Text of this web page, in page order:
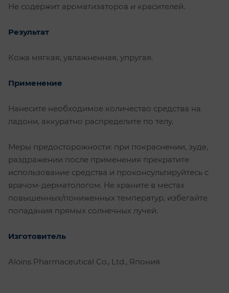
Не содержит ароматизаторов и красителей.
Результат
Кожа мягкая, увлажненная, упругая.
Применение
Нанесите необходимое количество средства на
ладони, аккуратно распределите по телу.
Меры предосторожности: при покраснении, зуде,
раздражении после применения прекратите
использование средства и проконсультируйтесь с
врачом-дерматологом. Не храните в местах
повышенных/пониженных температур, избегайте
попадания прямых солнечных лучей.
Изготовитель
Aloins Pharmaceutical Co., Ltd., Япония